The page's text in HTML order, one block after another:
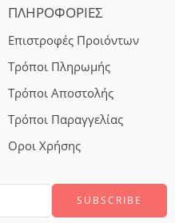
ΠΛΗΡΟΦΟΡΙΕΣ
Επιστροφές Προιόντων
Τρόποι Πληρωμής
Τρόποι Αποστολής
Τρόποι Παραγγελίας
Οροι Χρήσης